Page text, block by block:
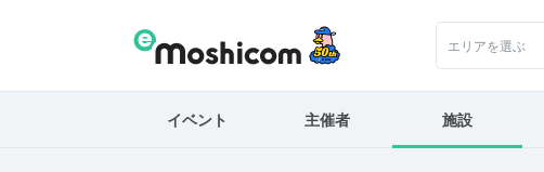
エリアを選ぶ
イベント 主催者 施設